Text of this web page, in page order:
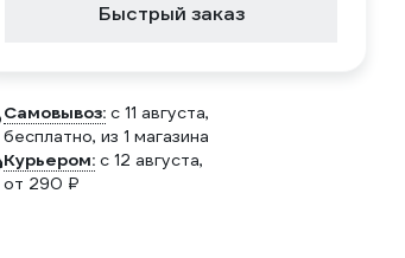
Быстрый заказ
Самовывоз: c 11 августа,
бесплатно, из 1 магазина
Курьером: c 12 августа,
от 290 ₽